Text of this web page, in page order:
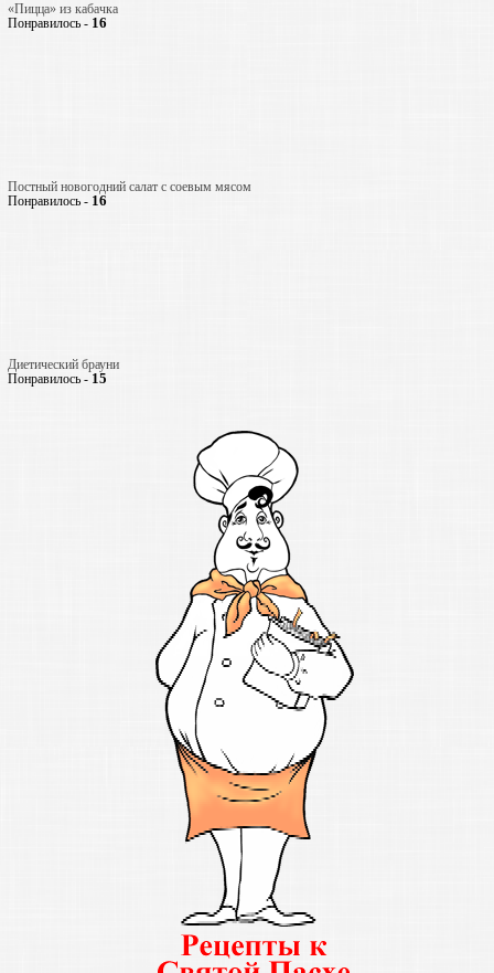
«Пицца» из кабачка
Понравилось - 16
Постный новогодний салат с соевым мясом
Понравилось - 16
Диетический брауни
Понравилось - 15